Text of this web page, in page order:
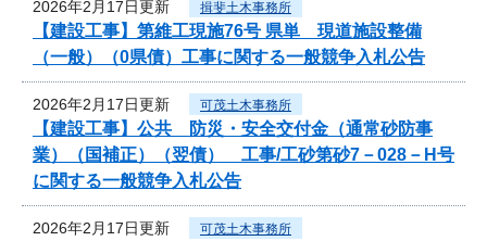
2026年2月17日更新 揖斐土木事務所
【建設工事】第維工現施76号 県単 現道施設整備
（一般）（0県債）工事に関する一般競争入札公告
2026年2月17日更新 可茂土木事務所
【建設工事】公共 防災・安全交付金（通常砂防事
業）（国補正）（翌債） 工事/工砂第砂7－028－H号
に関する一般競争入札公告
2026年2月17日更新 可茂土木事務所